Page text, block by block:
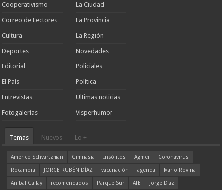
Cooperativismo
Correo de Lectores
Cultura
Deportes
Editorial
El País
Entrevistas
Fotogalerías
La Ciudad
La Provincia
La Región
Novedades
Policiales
Política
Ultimas noticias
Visperhumor
Temas Nuevos Lo +
Americo Schvartzman Gimnasia Insólitos Agmer
Coronavirus
Rocamora
JORGE RUBÉN DÍAZ vacunación agenda
Mario Rovina
Aníbal Gallay
recomendados Parque Sur ATE
Jorge Díaz